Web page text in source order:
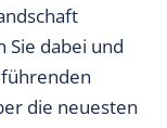
Sie dabei und
die neuesten